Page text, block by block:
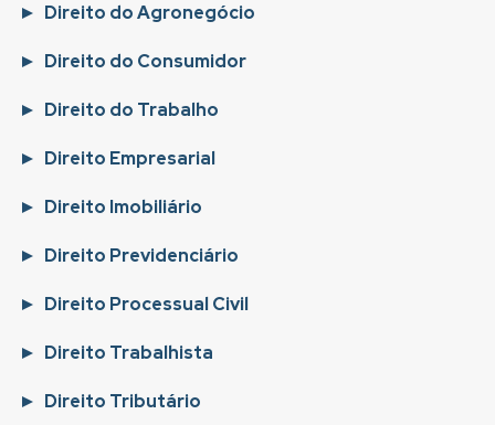
Direito do Agronegócio
Direito do Consumidor
Direito do Trabalho
Direito Empresarial
Direito Imobiliário
Direito Previdenciário
Direito Processual Civil
Direito Trabalhista
Direito Tributário